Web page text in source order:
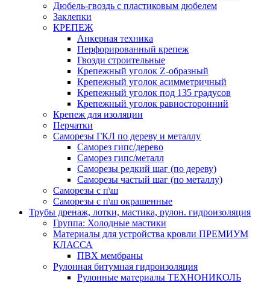
Дюбель-гвоздь с пластиковым дюбелем
Заклепки
КРЕПЕЖ
Анкерная техника
Перфорированный крепеж
Гвозди строительные
Крепежный уголок Z-образный
Крепежный уголок асимметричный
Крепежный уголок под 135 градусов
Крепежный уголок равносторонний
Крепеж для изоляции
Перчатки
Саморезы ГКЛ по дереву и металлу
Саморез гипс/дерево
Саморез гипс/металл
Саморезы редкий шаг (по дереву)
Саморезы частый шаг (по металлу)
Саморезы с п\ш
Саморезы с п\ш окрашенные
Трубы дренаж, лотки, мастика, рулон. гидроизоляция
Группа: Холодные мастики
Материалы для устройства кровли ПРЕМИУМ
КЛАССА
ПВХ мембраны
Рулонная битумная гидроизоляция
Рулонные материалы ТЕХНОНИКОЛЬ